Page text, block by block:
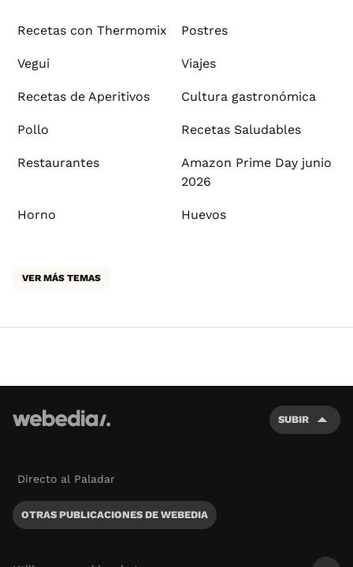
Recetas con Thermomix Postres
Vegui Viajes
Recetas de Aperitivos Cultura gastronómica
Pollo Recetas Saludables
Restaurantes
Amazon Prime Day junio
2026
Horno Huevos
VER MÁS TEMAS
SUBIR
Directo al Paladar
OTRAS PUBLICACIONES DE WEBEDIA